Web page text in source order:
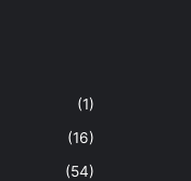
(1)
(16)
(54)